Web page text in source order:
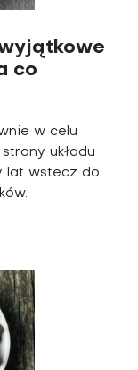
co
w celu
układu
lat wstecz do